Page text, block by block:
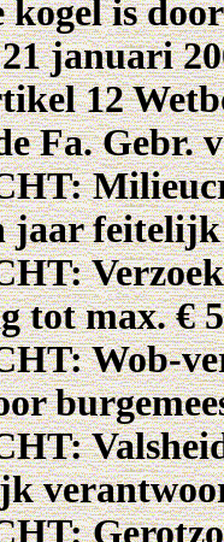
kogel is
januari
12
Fa. Gebr.
jaar feitelijk
tot max. €
Wob-